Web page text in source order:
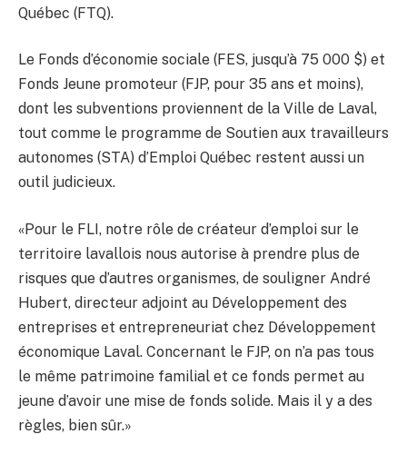
Québec (FTQ).
Le Fonds d’économie sociale (FES, jusqu’à 75 000 $) et
Fonds Jeune promoteur (FJP, pour 35 ans et moins),
dont les subventions proviennent de la Ville de Laval,
tout comme le programme de Soutien aux travailleurs
autonomes (STA) d’Emploi Québec restent aussi un
outil judicieux.
«Pour le FLI, notre rôle de créateur d’emploi sur le
territoire lavallois nous autorise à prendre plus de
risques que d’autres organismes, de souligner André
Hubert, directeur adjoint au Développement des
entreprises et entrepreneuriat chez Développement
économique Laval. Concernant le FJP, on n’a pas tous
le même patrimoine familial et ce fonds permet au
jeune d’avoir une mise de fonds solide. Mais il y a des
règles, bien sûr.»